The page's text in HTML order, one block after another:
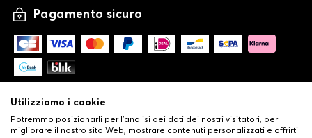
Pagamento sicuro
Utilizziamo i cookie
Potremmo posizionarli per l'analisi dei dati dei nostri visitatori, per
migliorare il nostro sito Web, mostrare contenuti personalizzati e offrirti